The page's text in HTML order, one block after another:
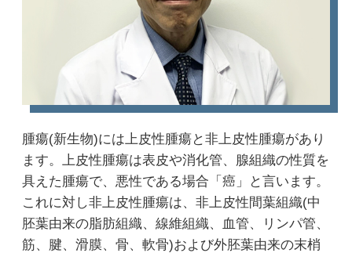
腫瘍(新生物)には上皮性腫瘍と非上皮性腫瘍があり
ます。上皮性腫瘍は表皮や消化管、腺組織の性質を
具えた腫瘍で、悪性である場合「癌」と言います。
これに対し非上皮性腫瘍は、非上皮性間葉組織(中
胚葉由来の脂肪組織、線維組織、血管、リンパ管、
筋、腱、滑膜、骨、軟骨)および外胚葉由来の末梢